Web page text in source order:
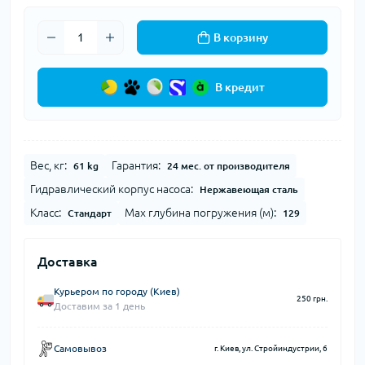
В корзину
В кредит
Вес, кг: 61 kg Гарантия: 24 мес. от производителя
Гидравлический корпус насоса: Нержавеющая сталь
Класс: Стандарт Мах глубина погружения (м): 129
Доставка
Курьером по городу (Киев)
Доставим за 1 день
250 грн.
Самовывоз г. Киев, ул. Стройиндустрии, 6